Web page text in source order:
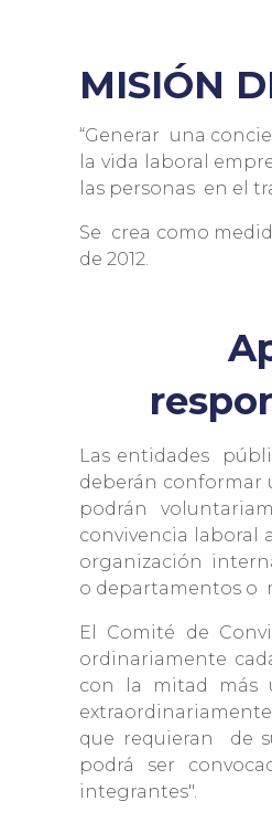
MISIÓN
“Generar una
la vida laboral
las personas en el
Se crea como
de 2012.
Las entidades
deberán conformar
podrán
convivencia laboral
organización
o departamentos o
El Comité de
ordinariamente
con la mitad más
que requieran
de
podrá ser
integrantes".